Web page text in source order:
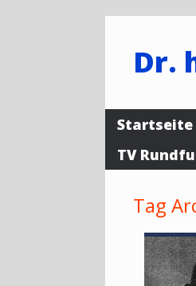
Dr.
Startseite
TV
Tag